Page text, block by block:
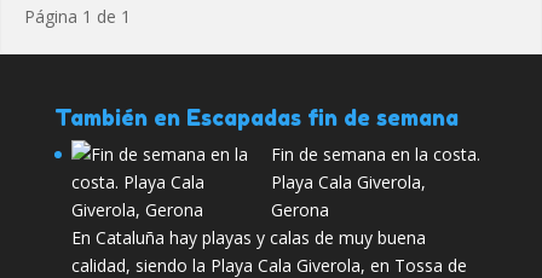
Página 1 de 1
También en Escapadas fin de semana
Fin de semana en la costa.
Playa Cala Giverola,
Gerona
En Cataluña hay playas y calas de muy buena
calidad, siendo la Playa Cala Giverola, en Tossa de